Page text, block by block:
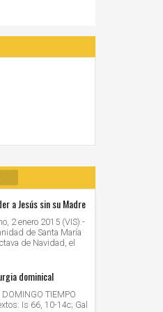
a Jesús sin su Madre
2 enero 2015 (VIS).-
de Santa María
de Navidad, el
dominical
TIEMPO
Is 66, 10-14c; Gal